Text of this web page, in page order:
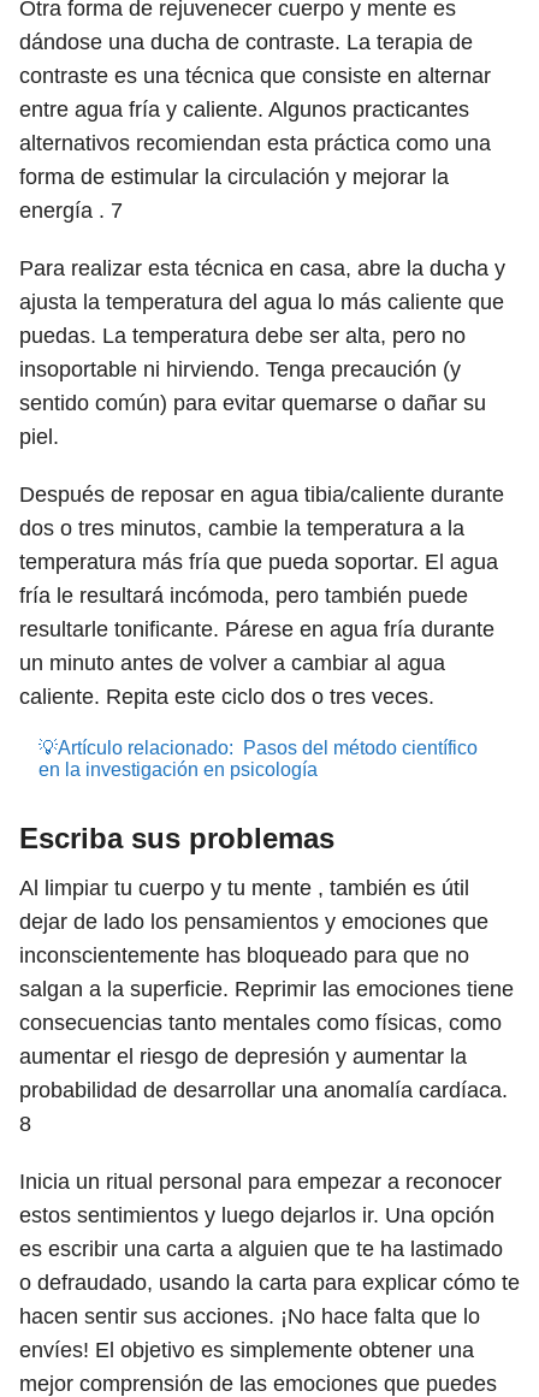
Otra forma de rejuvenecer cuerpo y mente es
dándose una ducha de contraste. La terapia de
contraste es una técnica que consiste en alternar
entre agua fría y caliente. Algunos practicantes
alternativos recomiendan esta práctica como una
forma de estimular la circulación y mejorar la
energía . 7
Para realizar esta técnica en casa, abre la ducha y
ajusta la temperatura del agua lo más caliente que
puedas. La temperatura debe ser alta, pero no
insoportable ni hirviendo. Tenga precaución (y
sentido común) para evitar quemarse o dañar su
piel.
Después de reposar en agua tibia/caliente durante
dos o tres minutos, cambie la temperatura a la
temperatura más fría que pueda soportar. El agua
fría le resultará incómoda, pero también puede
resultarle tonificante. Párese en agua fría durante
un minuto antes de volver a cambiar al agua
caliente. Repita este ciclo dos o tres veces.
💡Artículo relacionado:
Pasos del método científico
en la investigación en psicología
Escriba sus problemas
Al limpiar tu cuerpo y tu mente , también es útil
dejar de lado los pensamientos y emociones que
inconscientemente has bloqueado para que no
salgan a la superficie. Reprimir las emociones tiene
consecuencias tanto mentales como físicas, como
aumentar el riesgo de depresión y aumentar la
probabilidad de desarrollar una anomalía cardíaca.
8
Inicia un ritual personal para empezar a reconocer
estos sentimientos y luego dejarlos ir. Una opción
es escribir una carta a alguien que te ha lastimado
o defraudado, usando la carta para explicar cómo te
hacen sentir sus acciones. ¡No hace falta que lo
envíes! El objetivo es simplemente obtener una
mejor comprensión de las emociones que puedes